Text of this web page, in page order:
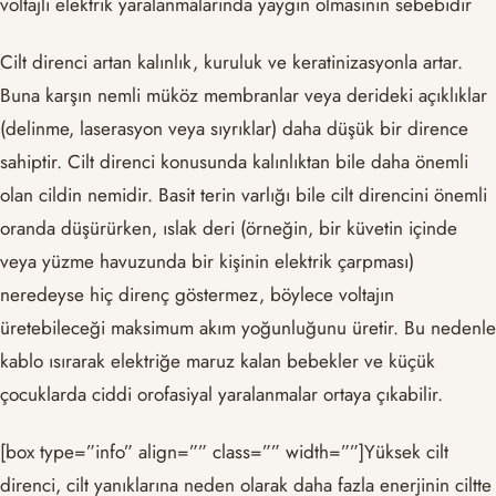
Cilt direnci artan kalınlık, kuruluk ve keratinizasyonla artar.
Buna karşın nemli müköz membranlar veya derideki açıklıklar
(delinme, laserasyon veya sıyrıklar) daha düşük bir dirence
sahiptir. Cilt direnci konusunda kalınlıktan bile daha önemli
olan cildin nemidir. Basit terin varlığı bile cilt direncini önemli
oranda düşürürken, ıslak deri (örneğin, bir küvetin içinde
veya yüzme havuzunda bir kişinin elektrik çarpması)
neredeyse hiç direnç göstermez, böylece voltajın
üretebileceği maksimum akım yoğunluğunu üretir. Bu nedenle
kablo ısırarak elektriğe maruz kalan bebekler ve küçük
çocuklarda ciddi orofasiyal yaralanmalar ortaya çıkabilir.
[box type=”info” align=”” class=”” width=””]Yüksek cilt
direnci, cilt yanıklarına neden olarak daha fazla enerjinin ciltte